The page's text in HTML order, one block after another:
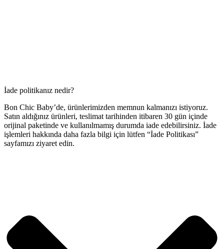
İade politikanız nedir?
Bon Chic Baby’de, ürünlerimizden memnun kalmanızı istiyoruz.
Satın aldığınız ürünleri, teslimat tarihinden itibaren 30 gün içinde
orijinal paketinde ve kullanılmamış durumda iade edebilirsiniz. İade
işlemleri hakkında daha fazla bilgi için lütfen “İade Politikası”
sayfamızı ziyaret edin.